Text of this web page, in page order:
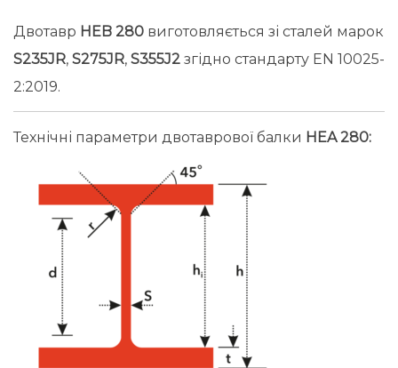
Двотавр HEB 280 виготовляється зі сталей марок
S235JR, S275JR, S355J2 згідно стандарту EN 10025-
2:2019.
Технічні параметри двотаврової балки HEA 280: